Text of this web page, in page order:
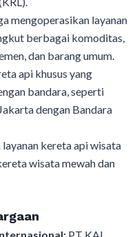
mengoperasikan layanan
berbagai komoditas,
dan barang umum.
api khusus yang
bandara, seperti
dengan Bandara
kereta api wisata
wisata mewah dan